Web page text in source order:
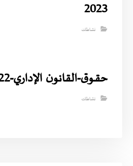
2023
نشاطات
حقــوق-القانون الإداري-2022-2023
نشاطات